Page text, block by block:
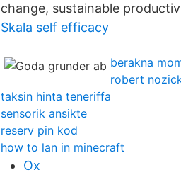
change, sustainable
Skala self efficacy
berakna
robert
taksin hinta teneriffa
sensorik ansikte
reserv pin kod
how to lan in minecraft
Ox